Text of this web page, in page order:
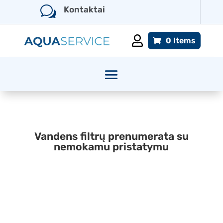
w Kontaktai
 0 Items
Vandens filtrų prenumerata su
nemokamu pristatymu